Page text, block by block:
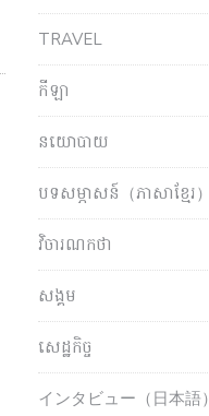
TRAVEL
កីឡា
នយោបាយ
បទសម្ភាសន៍（ភាសាខ្មែរ）
វិចារណកថា
សង្គម
សេដ្ឋកិច្ច
インタビュー（日本語）